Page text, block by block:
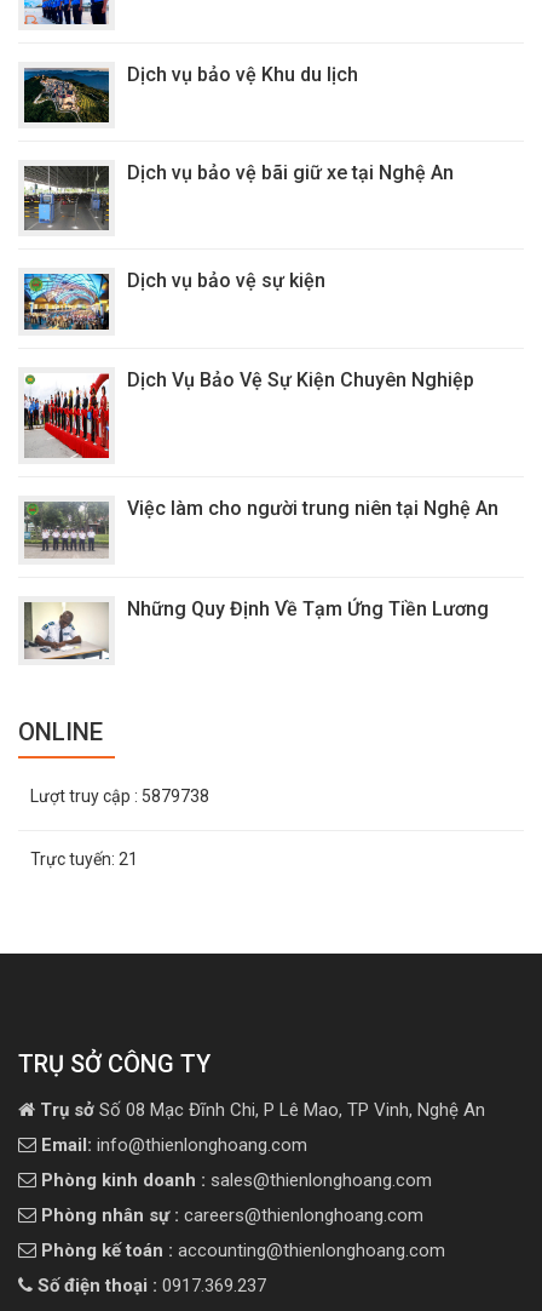
Dịch vụ bảo vệ Khu du lịch
Dịch vụ bảo vệ bãi giữ xe tại Nghệ An
Dịch vụ bảo vệ sự kiện
Dịch Vụ Bảo Vệ Sự Kiện Chuyên Nghiệp
Việc làm cho người trung niên tại Nghệ An
Những Quy Định Về Tạm Ứng Tiền Lương
ONLINE
Lượt truy cập : 5879738
Trực tuyến: 21
TRỤ SỞ CÔNG TY
Trụ sở Số 08 Mạc Đĩnh Chi, P Lê Mao, TP Vinh, Nghệ An
Email: info@thienlonghoang.com
Phòng kinh doanh : sales@thienlonghoang.com
Phòng nhân sự : careers@thienlonghoang.com
Phòng kế toán : accounting@thienlonghoang.com
Số điện thoại : 0917.369.237